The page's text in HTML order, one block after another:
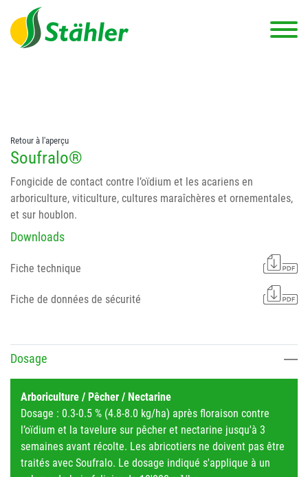
string(78) "Test 12 {FONT:12} // Dosierungen: test 123 dfasdf
asdfW134 245 34" string(62) "Test 12 {FONT:12} Dosierungen: test
123 dfasdf asdfW134 245 34"
Retour à l'aperçu
Soufralo®
Fongicide de contact contre l’oïdium et les acariens en
arboriculture, viticulture, cultures maraîchères et ornementales,
et sur houblon.
Downloads
Fiche technique
Fiche de données de sécurité
Dosage
Arboriculture / Pêcher / Nectarine
Dosage : 0.3-0.5 % (4.8-8.0 kg/ha) après floraison contre
l’oïdium et la tavelure sur pêcher et nectarine jusqu'à 3
semaines avant récolte. Les abricotiers ne doivent pas être
traités avec Soufralo. Le dosage indiqué s'applique à un